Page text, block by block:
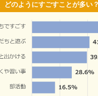
どのようにすごすことが多い